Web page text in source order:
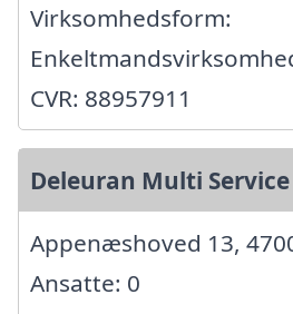
Virksomhedsform:
CVR: 88957911
Deleuran Multi Service
Appenæshoved 13,
Ansatte: 0